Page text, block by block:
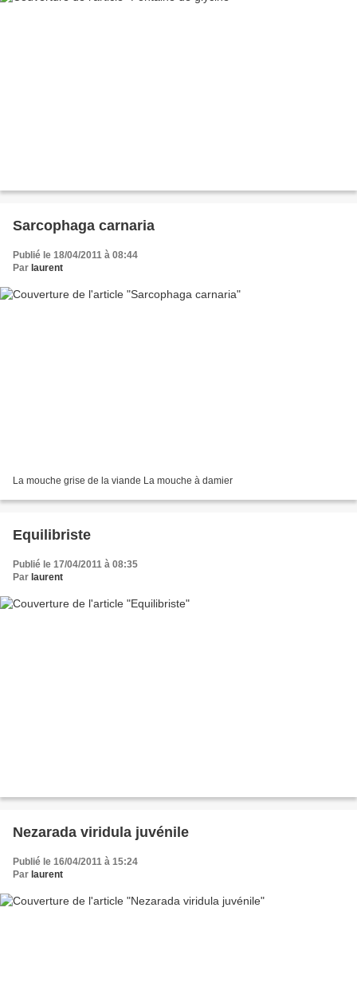
Sarcophaga carnaria
Publié le 18/04/2011 à 08:44
Par laurent
La mouche grise de la viande La mouche à damier
Equilibriste
Publié le 17/04/2011 à 08:35
Par laurent
Nezarada viridula juvénile
Publié le 16/04/2011 à 15:24
Par laurent